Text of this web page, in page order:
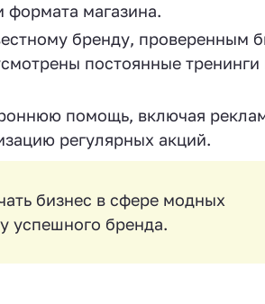
формата магазина.
бренду, проверенным
постоянные тренинги
помощь, включая
регулярных акций.
бизнес в сфере модных
успешного бренда.